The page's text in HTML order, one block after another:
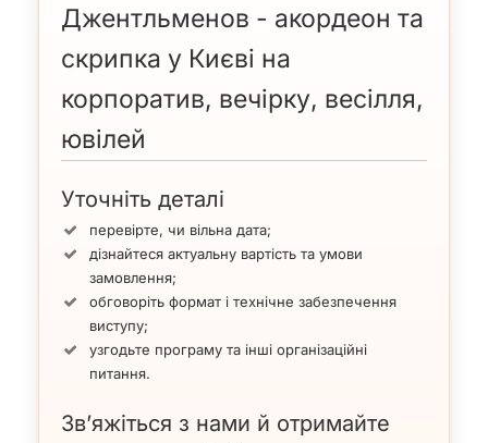
Джентльменов - акордеон та
скрипка у Києві на
корпоратив, вечірку, весілля,
ювілей
Уточніть деталі
перевірте, чи вільна дата;
дізнайтеся актуальну вартість та умови
замовлення;
обговоріть формат і технічне забезпечення
виступу;
узгодьте програму та інші організаційні
питання.
Зв’яжіться з нами й отримайте